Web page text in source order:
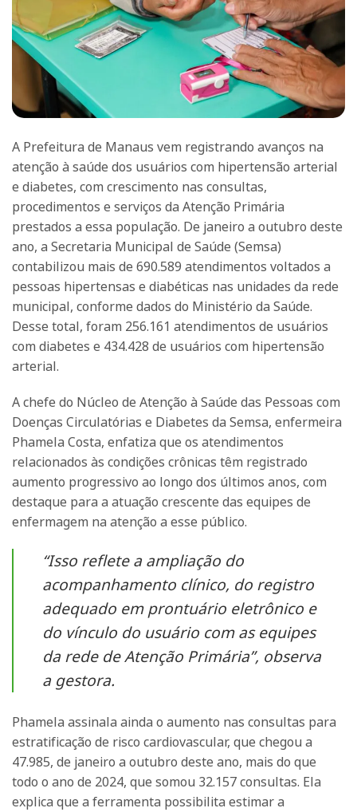
A Prefeitura de Manaus vem registrando avanços na
atenção à saúde dos usuários com hipertensão arterial
e diabetes, com crescimento nas consultas,
procedimentos e serviços da Atenção Primária
prestados a essa população. De janeiro a outubro deste
ano, a Secretaria Municipal de Saúde (Semsa)
contabilizou mais de 690.589 atendimentos voltados a
pessoas hipertensas e diabéticas nas unidades da rede
municipal, conforme dados do Ministério da Saúde.
Desse total, foram 256.161 atendimentos de usuários
com diabetes e 434.428 de usuários com hipertensão
arterial.
A chefe do Núcleo de Atenção à Saúde das Pessoas com
Doenças Circulatórias e Diabetes da Semsa, enfermeira
Phamela Costa, enfatiza que os atendimentos
relacionados às condições crônicas têm registrado
aumento progressivo ao longo dos últimos anos, com
destaque para a atuação crescente das equipes de
enfermagem na atenção a esse público.
“Isso reflete a ampliação do
acompanhamento clínico, do registro
adequado em prontuário eletrônico e
do vínculo do usuário com as equipes
da rede de Atenção Primária”, observa
a gestora.
Phamela assinala ainda o aumento nas consultas para
estratificação de risco cardiovascular, que chegou a
47.985, de janeiro a outubro deste ano, mais do que
todo o ano de 2024, que somou 32.157 consultas. Ela
explica que a ferramenta possibilita estimar a